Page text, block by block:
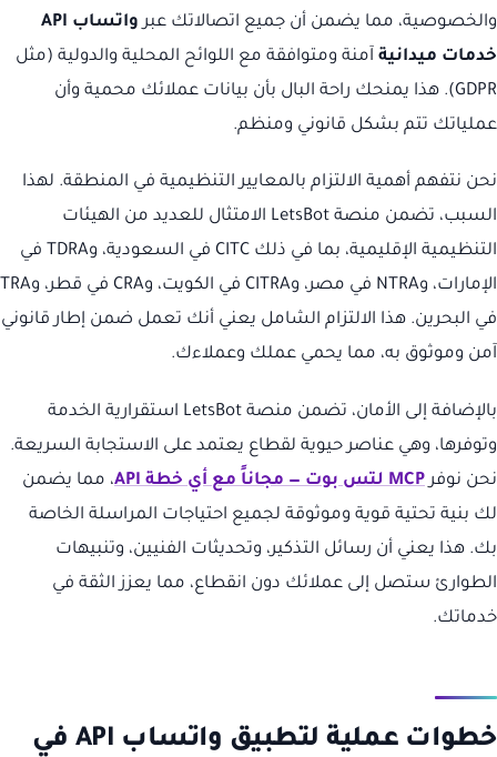
والخصوصية، مما يضمن أن جميع اتصالاتك عبر
واتساب API
خدمات ميدانية آمنة ومتوافقة مع اللوائح المحلية والدولية (مثل
GDPR). هذا يمنحك راحة البال بأن بيانات عملائك محمية وأن
عملياتك تتم بشكل قانوني ومنظم.
نحن نتفهم أهمية الالتزام بالمعايير التنظيمية في المنطقة. لهذا
السبب، تضمن منصة LetsBot الامتثال للعديد من الهيئات
التنظيمية الإقليمية، بما في ذلك CITC في السعودية، وTDRA في
الإمارات، وNTRA في مصر، وCITRA في الكويت، وCRA في قطر، وTRA
في البحرين. هذا الالتزام الشامل يعني أنك تعمل ضمن إطار قانوني
آمن وموثوق به، مما يحمي عملك وعملاءك.
بالإضافة إلى الأمان، تضمن منصة LetsBot استقرارية الخدمة
وتوفرها، وهي عناصر حيوية لقطاع يعتمد على الاستجابة السريعة.
نحن نوفر MCP لتس بوت — مجاناً مع أي خطة API
، مما يضمن
لك بنية تحتية قوية وموثوقة لجميع احتياجات المراسلة الخاصة
بك. هذا يعني أن رسائل التذكير، وتحديثات الفنيين، وتنبيهات
الطوارئ ستصل إلى عملائك دون انقطاع، مما يعزز الثقة في
خدماتك.
خطوات عملية لتطبيق واتساب API في